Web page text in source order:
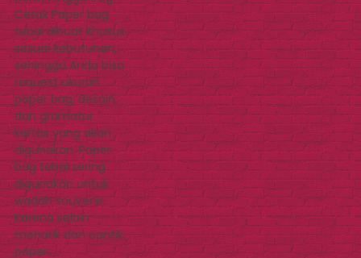
Cetak Paper bag
tebal dibuat khusus
sesuai kebutuhan,
sehingga Anda bisa
request ukuran
paper bag, desain,
dan gramatur
kertas yang akan
digunakan. Paper
bag tebal sering
digunakan untuk
wadah souvenir.
Karena selain
menarik dan cantik,
paper…